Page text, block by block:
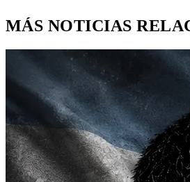
MÁS NOTICIAS